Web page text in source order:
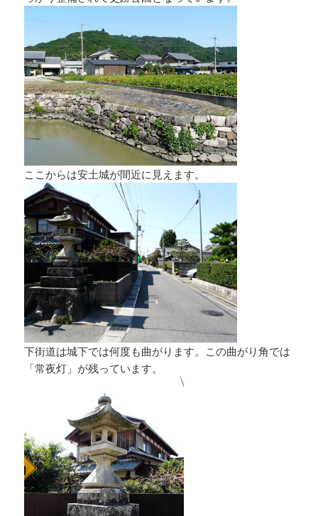
ここからは安土城が間近に見えます。
下街道は城下では何度も曲がります。この曲がり角では
「常夜灯」が残っています。